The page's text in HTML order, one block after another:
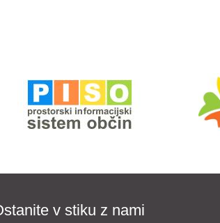
v stiku z nami